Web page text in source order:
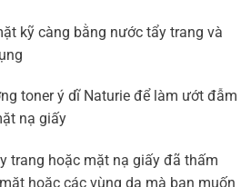
kỹ càng bằng nước tẩy trang và
toner ý dĩ Naturie để làm ướt đẫm
nạ giấy
trang hoặc mặt nạ giấy đã thấm
hoặc các vùng da mà bạn muốn